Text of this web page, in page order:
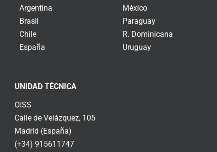
Argentina
Brasil
Chile
España
México
Paraguay
R. Dominicana
Uruguay
UNIDAD TÉCNICA
OISS
Calle de Velázquez, 105
Madrid (España)
(+34) 915611747